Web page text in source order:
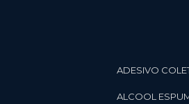
ADESIVO
ALCOOL